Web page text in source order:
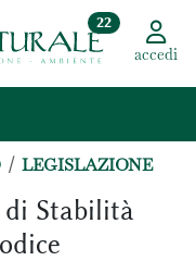
22
accedi
LEGISLAZIONE
di Stabilità